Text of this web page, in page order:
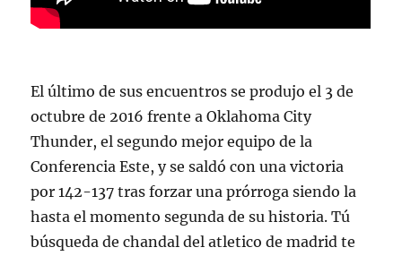
El último de sus encuentros se produjo el 3 de
octubre de 2016 frente a Oklahoma City
Thunder, el segundo mejor equipo de la
Conferencia Este, y se saldó con una victoria
por 142-137 tras forzar una prórroga siendo la
hasta el momento segunda de su historia. Tú
búsqueda de chandal del atletico de madrid te